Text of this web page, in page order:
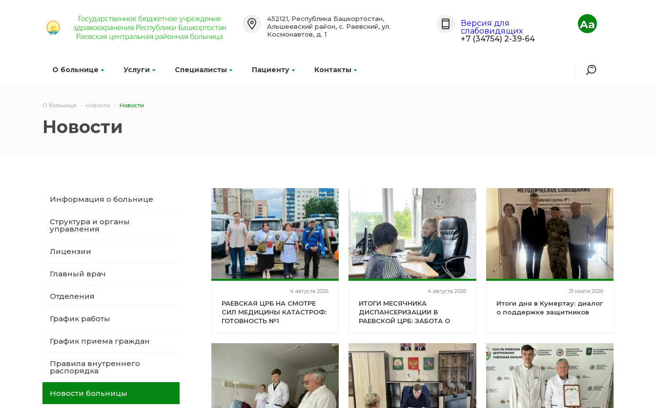
О больнице Услуги Специалисты Пациенту Контакты
452121, Республика Башкортостан,
Альшеевский район, с. Раевский, ул.
Космонавтов, д. 1
Версия для
слабовидящих
+7 (34754) 2-39-64
Aa
О больнице Новости Новости
Новости
Информация о больнице
Структура и органы
управления
Лицензии
Главный врач
Отделения
График работы
График приема граждан
Правила внутреннего
распорядка
Новости больницы
4 августа 2026
РАЕВСКАЯ ЦРБ НА СМОТРЕ
СИЛ МЕДИЦИНЫ КАТАСТРОФ:
ГОТОВНОСТЬ №1
4 августа 2026
ИТОГИ МЕСЯЧНИКА
ДИСПАНСЕРИЗАЦИИ В
РАЕВСКОЙ ЦРБ: ЗАБОТА О
31 июля 2026
Итоги дня в Кумертау: диалог
о поддержке защитников